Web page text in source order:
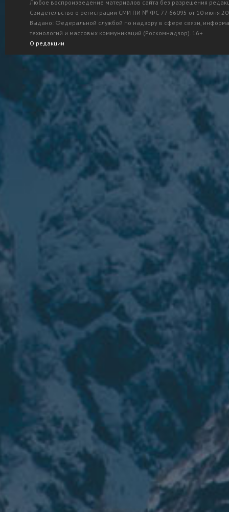
Любое воспроизведение материалов сайта без разрешения
Свидетельство о регистрации СМИ ПИ № ФС 77-66095 от 10 июня
Выдано: Федеральной службой по надзору в сфере связи,
технологий и массовых коммуникаций (Роскомнадзор). 16+
О редакции